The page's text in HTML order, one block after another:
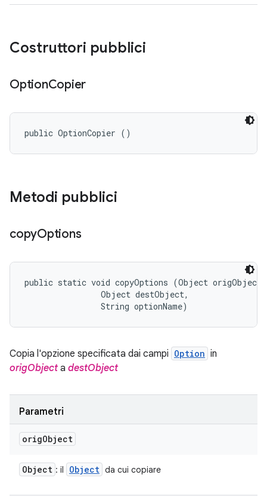
Costruttori pubblici
OptionCopier
public OptionCopier ()
Metodi pubblici
copyOptions
public static void copyOptions (Object
                Object destObject,
                String optionName)
Copia l'opzione specificata dai campi Option in
origObjecta destObject
Parametri
origObject
Object : il Object da cui copiare